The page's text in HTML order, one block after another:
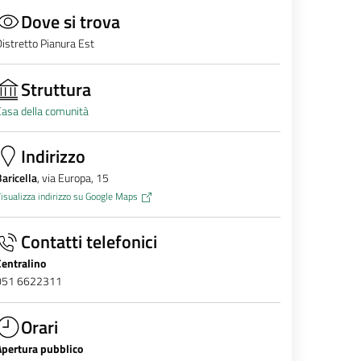
Dove si trova
Pianura Est
Struttura
della comunità
Indirizzo
, via Europa, 15
indirizzo su Google Maps
Contatti telefonici
6622311
Orari
pubblico